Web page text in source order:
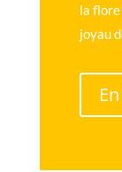
la flore
joyau